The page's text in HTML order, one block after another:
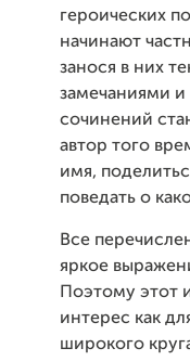
героических
начинают
занося в них
замечаниями
сочинений
автор того
имя,
поведать о
Все
яркое
Поэтому этот
интерес как
широкого